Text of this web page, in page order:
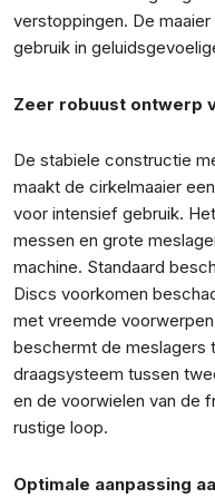
verstoppingen. De
gebruik in
Zeer robuust ontwerp
De stabiele constructie
maakt de cirkelmaaier
voor intensief gebruik.
messen en grote
machine. Standaard
Discs voorkomen
met vreemde
beschermt de meslagers
draagsysteem tussen
en de voorwielen van de
rustige loop.
Optimale aanpassing